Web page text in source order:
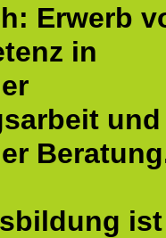
Erwerb
in
und